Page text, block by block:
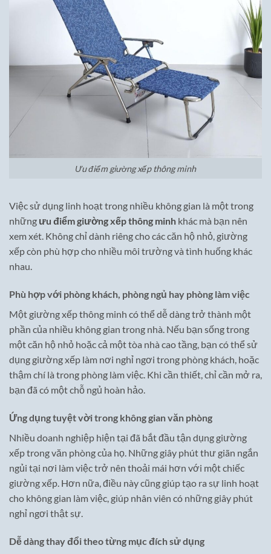
Ưu điểm giường xếp thông minh
Việc sử dụng linh hoạt trong nhiều không gian là một trong
những ưu điểm giường xếp thông minh khác mà bạn nên
xem xét. Không chỉ dành riêng cho các căn hộ nhỏ, giường
xếp còn phù hợp cho nhiều môi trường và tình huống khác
nhau.
Phù hợp với phòng khách, phòng ngủ hay phòng làm việc
Một giường xếp thông minh có thể dễ dàng trở thành một
phần của nhiều không gian trong nhà. Nếu bạn sống trong
một căn hộ nhỏ hoặc cả một tòa nhà cao tầng, bạn có thể sử
dụng giường xếp làm nơi nghỉ ngơi trong phòng khách, hoặc
thậm chí là trong phòng làm việc. Khi cần thiết, chỉ cần mở ra,
bạn đã có một chỗ ngủ hoàn hảo.
Ứng dụng tuyệt vời trong không gian văn phòng
Nhiều doanh nghiệp hiện tại đã bắt đầu tận dụng giường
xếp trong văn phòng của họ. Những giây phút thư giãn ngắn
ngủi tại nơi làm việc trở nên thoải mái hơn với một chiếc
giường xếp. Hơn nữa, điều này cũng giúp tạo ra sự linh hoạt
cho không gian làm việc, giúp nhân viên có những giây phút
nghỉ ngơi thật sự.
Dễ dàng thay đổi theo từng mục đích sử dụng